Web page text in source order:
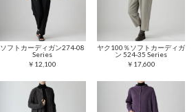
ソフトカーディガン274-08
Series
￥12,100
ヤク100％ソフトカーディガ
ン 524-35 Series
￥17,600